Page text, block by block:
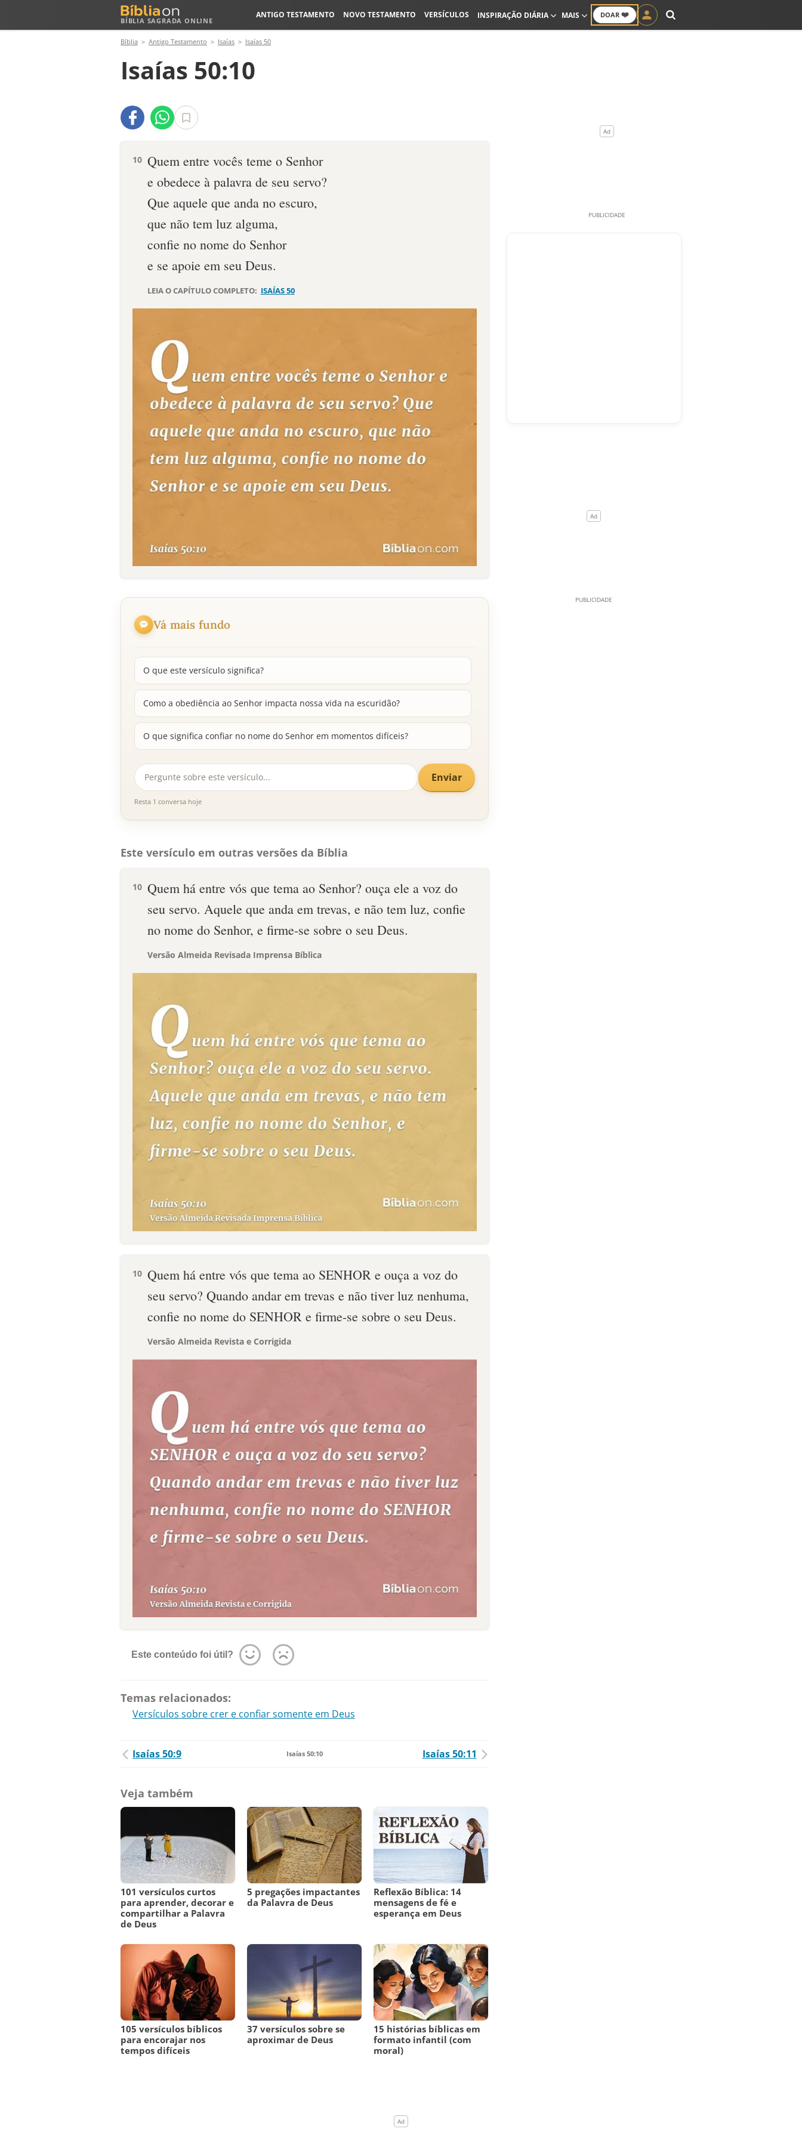
BÍBLIA SAGRADA ONLINE
DOAR ❤️
ANTIGO TESTAMENTO NOVO TESTAMENTO VERSÍCULOS INSPIRAÇÃO DIÁRIA MAIS
Bíblia Antigo Testamento Isaías Isaías 50
Isaías 50:10
10 Quem entre vocês teme o Senhor
e obedece à palavra de seu servo?
Que aquele que anda no escuro,
que não tem luz alguma,
confie no nome do Senhor
e se apoie em seu Deus.
LEIA O CAPÍTULO COMPLETO: ISAÍAS 50
Vá mais fundo
O que este versículo significa?
Como a obediência ao Senhor impacta nossa vida na escuridão?
O que significa confiar no nome do Senhor em momentos difíceis?
Enviar
Resta 1 conversa hoje
Este versículo em outras versões da Bíblia
10 Quem há entre vós que tema ao Senhor? ouça ele a voz do
seu servo. Aquele que anda em trevas, e não tem luz, confie
no nome do Senhor, e firme-se sobre o seu Deus.
Versão Almeida Revisada Imprensa Bíblica
10 Quem há entre vós que tema ao SENHOR e ouça a voz do
seu servo? Quando andar em trevas e não tiver luz nenhuma,
confie no nome do SENHOR e firme-se sobre o seu Deus.
Versão Almeida Revista e Corrigida
Este conteúdo foi útil?
Temas relacionados:
Versículos sobre crer e confiar somente em Deus
Isaías 50:9 Isaías 50:10 Isaías 50:11
Veja também
101 versículos curtos
para aprender, decorar e
compartilhar a Palavra
de Deus
5 pregações impactantes
da Palavra de Deus
Reflexão Bíblica: 14
mensagens de fé e
esperança em Deus
105 versículos bíblicos
para encorajar nos
tempos difíceis
37 versículos sobre se
aproximar de Deus
15 histórias bíblicas em
formato infantil (com
moral)